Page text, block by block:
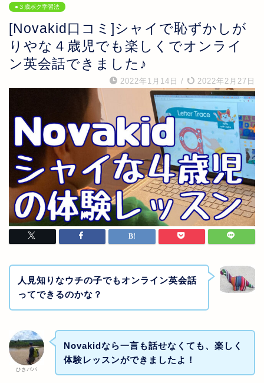
●３歳ボク学習法
[Novakid口コミ]シャイで恥ずかしが
りやな４歳児でも楽しくでオンライ
ン英会話できました♪
2022年1月14日 / 2022年2月27日
人見知りなウチの子でもオンライン英会話
ってできるのかな？
ひさパパ
Novakidなら一言も話せなくても、楽しく
体験レッスンができましたよ！